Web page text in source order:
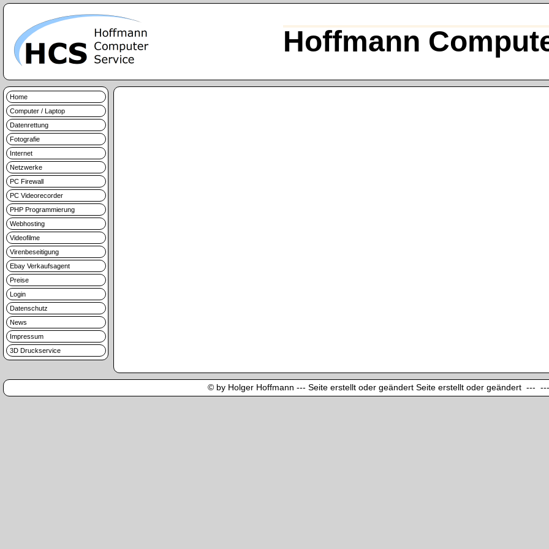
Hoffmann
Home
Computer / Laptop
Datenrettung
Fotografie
Internet
Netzwerke
PC Firewall
PC Videorecorder
PHP Programmierung
Webhosting
Videofilme
Virenbeseitigung
Ebay Verkaufsagent
Preise
Login
Datenschutz
News
Impressum
3D Druckservice
© by Holger Hoffmann --- Seite erstellt oder geändert Seite erstellt oder geändert ---